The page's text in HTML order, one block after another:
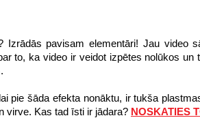
Izrādās pavisam elementāri! Jau video
to, ka video ir veidot izpētes nolūkos un
pie šāda efekta nonāktu, ir tukša
virve. Kas tad īsti ir jādara? NOSKATIES